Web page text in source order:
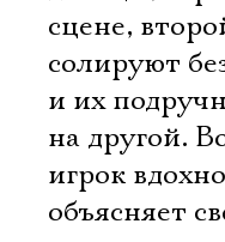
сцене,
солируют
и их
на другой.
игрок
объясняет